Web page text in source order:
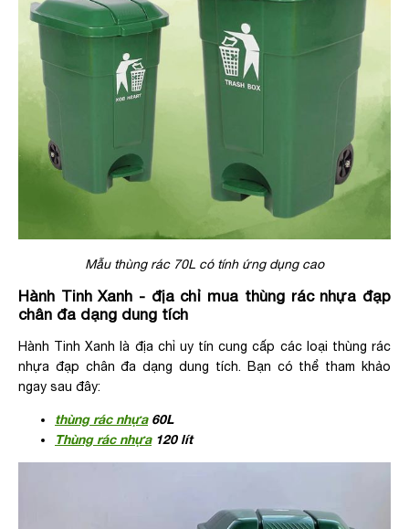
Mẫu thùng rác 70L có tính ứng dụng cao
Hành Tinh Xanh - địa chỉ mua thùng rác nhựa đạp
chân đa dạng dung tích
Hành Tinh Xanh là địa chỉ uy tín cung cấp các loại thùng rác
nhựa đạp chân đa dạng dung tích. Bạn có thể tham khảo
ngay sau đây:
thùng rác nhựa60L
Thùng rác nhựa120 lít